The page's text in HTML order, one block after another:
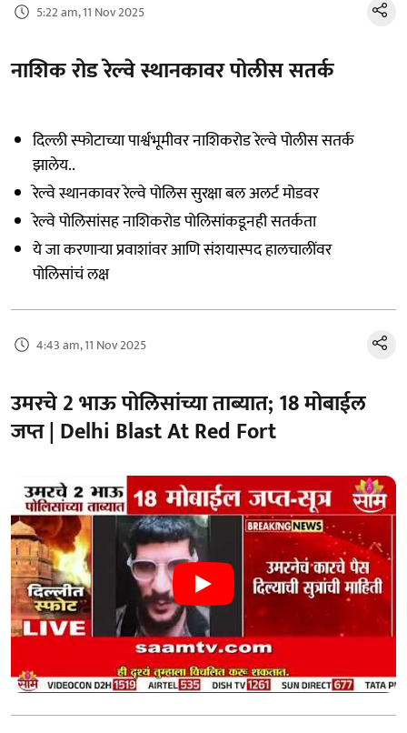
5:22 am, 11 Nov 2025
नाशिक रोड रेल्वे स्थानकावर पोलीस सतर्क
दिल्ली स्फोटाच्या पार्श्वभूमीवर नाशिकरोड रेल्वे पोलीस सतर्क
झालेय..
रेल्वे स्थानकावर रेल्वे पोलिस सुरक्षा बल अलर्ट मोडवर
रेल्वे पोलिसांसह नाशिकरोड पोलिसांकडूनही सतर्कता
ये जा करणाऱ्या प्रवाशांवर आणि संशयास्पद हालचालींवर
पोलिसांचं लक्ष
4:43 am, 11 Nov 2025
उमरचे 2 भाऊ पोलिसांच्या ताब्यात; 18 मोबाईल
जप्त | Delhi Blast At Red Fort